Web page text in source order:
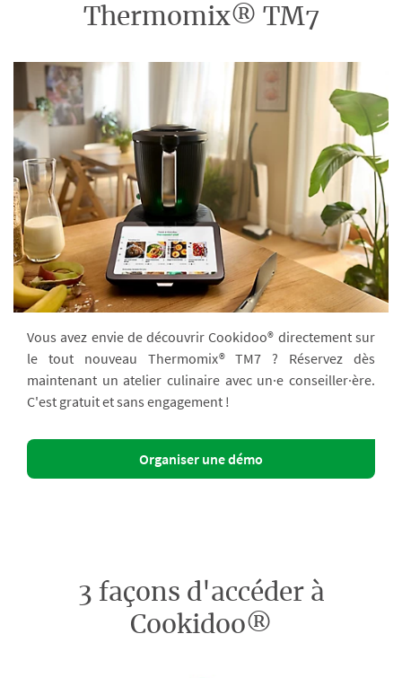
Thermomix® TM7
Vous avez envie de découvrir Cookidoo® directement sur
le tout nouveau Thermomix® TM7 ? Réservez dès
maintenant un atelier culinaire avec un·e conseiller·ère.
C'est gratuit et sans engagement !
Organiser une démo
3 façons d'accéder à
Cookidoo®